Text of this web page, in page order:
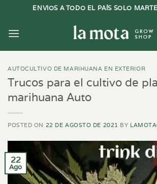
contenido
ENVIOS A TODO EL PAÍS SOLO
AUTOCULTIVO DE MARIHUANA EN EXTERIOR
Trucos para el cultivo de
marihuana Auto
POSTED ON 22 DE AGOSTO DE 2021 BY
22
Ago